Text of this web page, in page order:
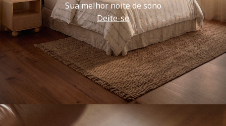
Sua melhor noite de sono
Deite-se